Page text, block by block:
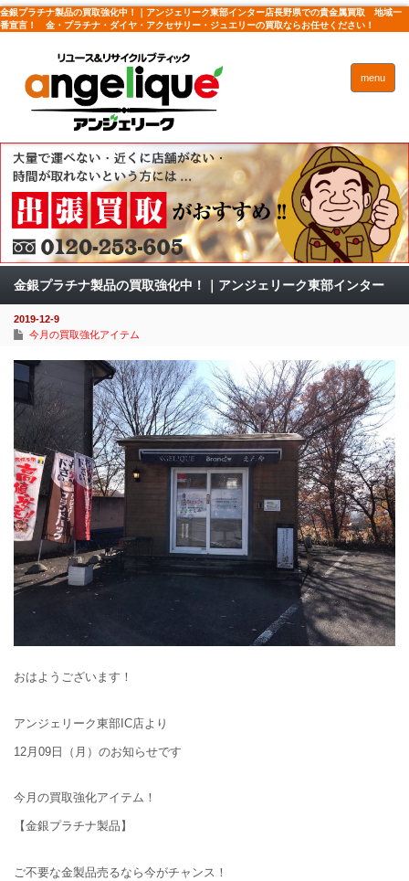
金銀プラチナ製品の買取強化中！｜アンジェリーク東部インター店長野県での貴金属買取 地域一
番宣言！ 金・プラチナ・ダイヤ・アクセサリー・ジュエリーの買取ならお任せください！
menu
金銀プラチナ製品の買取強化中！｜アンジェリーク東部インター
店
2019-12-9
今月の買取強化アイテム
おはようございます！
アンジェリーク東部IC店より
12月09日（月）のお知らせです
今月の買取強化アイテム！
【金銀プラチナ製品】
ご不要な金製品売るなら今がチャンス！